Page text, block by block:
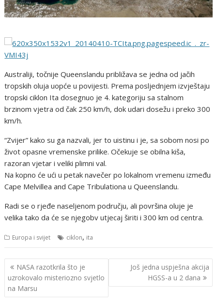
Australiji, točnije Queenslandu približava se jedna od jačih
tropskih oluja uopće u povijesti. Prema posljednjem izvještaju
tropski ciklon Ita dosegnuo je 4. kategoriju sa stalnom
brzinom vjetra od čak 250 km/h, dok udari dosežu i preko 300
km/h.
“Zvijer” kako su ga nazvali, jer to uistinu i je, sa sobom nosi po
život opasne vremenske prilike. Očekuje se obilna kiša,
razoran vjetar i veliki plimni val.
Na kopno će ući u petak navečer po lokalnom vremenu između
Cape Melvillea and Cape Tribulationa u Queenslandu.
Radi se o rjeđe naseljenom području, ali površina oluje je
velika tako da će se njegobv utjecaj širiti i 300 km od centra.
Europa i svijet ciklon, ita
Navigacija
objava
NASA razotkrila što je
uzrokovalo misteriozno svjetlo
na Marsu
Još jedna uspješna akcija
HGSS-a u 2 dana